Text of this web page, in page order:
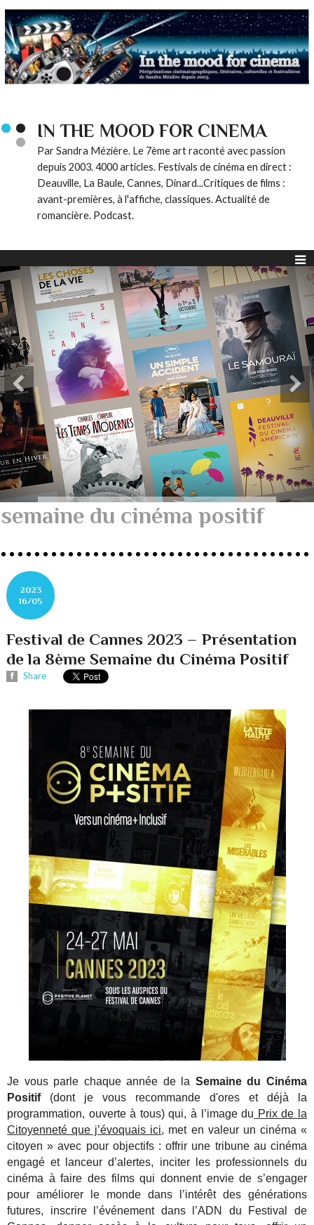
IN THE MOOD FOR CINEMA
Par Sandra Mézière. Le 7ème art raconté avec passion
depuis 2003. 4000 articles. Festivals de cinéma en direct :
Deauville, La Baule, Cannes, Dinard...Critiques de films :
avant-premières, à l'affiche, classiques. Actualité de
romancière. Podcast.
semaine du cinéma positif
2023
16/05
Festival de Cannes 2023 – Présentation
de la 8ème Semaine du Cinéma Positif
Share
Je vous parle chaque année de la Semaine du Cinéma
Positif (dont je vous recommande d'ores et déjà la
programmation, ouverte à tous) qui, à l’image du Prix de la
Citoyenneté que j’évoquais ici, met en valeur un cinéma «
citoyen » avec pour objectifs : offrir une tribune au cinéma
engagé et lanceur d’alertes, inciter les professionnels du
cinéma à faire des films qui donnent envie de s’engager
pour améliorer le monde dans l’intérêt des générations
futures, inscrire l’événement dans l’ADN du Festival de